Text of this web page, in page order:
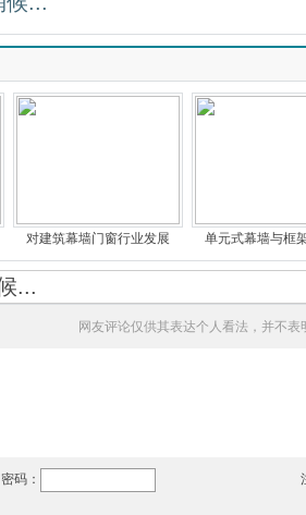
对建筑幕墙门窗行业发展 单元式幕墙与框
网友评论仅供其表达个人看法，并不
密码：